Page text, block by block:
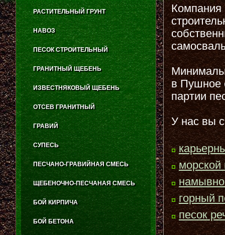
Компания
в Пушное
партии
У нас вы
морской
горный
песок
РАСТИТЕЛЬНЫЙ ГРУНТ
НАВОЗ
ПЕСОК СТРОИТЕЛЬНЫЙ
ГРАНИТНЫЙ ЩЕБЕНЬ
ИЗВЕСТНЯКОВЫЙ ЩЕБЕНЬ
ОТСЕВ ГРАНИТНЫЙ
ГРАВИЙ
СУПЕСЬ
ПЕСЧАНО-ГРАВИЙНАЯ СМЕСЬ
ЩЕБЕНОЧНО-ПЕСЧАНАЯ СМЕСЬ
БОЙ КИРПИЧА
БОЙ БЕТОНА